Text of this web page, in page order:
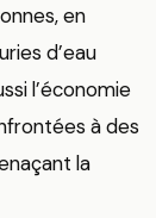
en
d’eau
l’économie
à des
la